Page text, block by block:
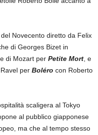
Novecento diretto da Felix
di Georges Bizet in
di Mozart per Petite Mort , e
per Boléro con Roberto
scaligera al Tokyo
al pubblico giapponese
ma che al tempo stesso